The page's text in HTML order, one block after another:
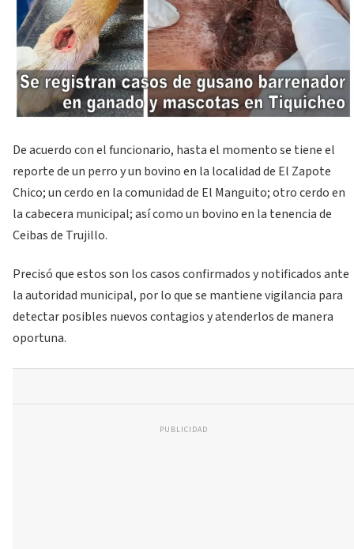
De acuerdo con el funcionario, hasta el momento se tiene el
reporte de un perro y un bovino en la localidad de El Zapote
Chico; un cerdo en la comunidad de El Manguito; otro cerdo en
la cabecera municipal; así como un bovino en la tenencia de
Ceibas de Trujillo.
Precisó que estos son los casos confirmados y notificados ante
la autoridad municipal, por lo que se mantiene vigilancia para
detectar posibles nuevos contagios y atenderlos de manera
oportuna.
PUBLICIDAD